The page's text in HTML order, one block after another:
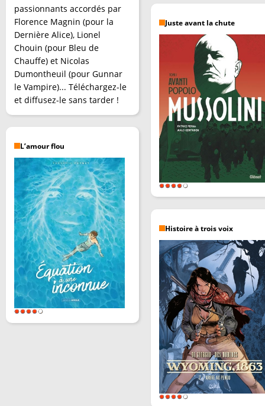
passionnants accordés par
Florence Magnin (pour la
Dernière Alice), Lionel
Chouin (pour Bleu de
Chauffe) et Nicolas
Dumontheuil (pour Gunnar
le Vampire)... Téléchargez-le
et diffusez-le sans tarder !
L’amour flou
Juste avant la chute
Histoire à trois voix